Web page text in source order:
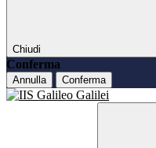
Chiudi
Conferma
Annulla Conferma